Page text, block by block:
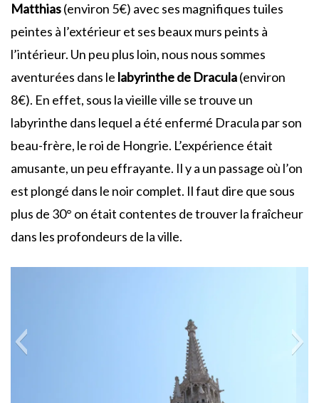
Matthias(environ 5€) avec ses magnifiques tuiles
peintes à l’extérieur et ses beaux murs peints à
l’intérieur. Un peu plus loin, nous nous sommes
aventurées dans le labyrinthe de Dracula(environ
8€). En effet, sous la vieille ville se trouve un
labyrinthe dans lequel a été enfermé Dracula par son
beau-frère, le roi de Hongrie. L’expérience était
amusante, un peu effrayante. Il y a un passage où l’on
est plongé dans le noir complet. Il faut dire que sous
plus de 30° on était contentes de trouver la fraîcheur
dans les profondeurs de la ville.